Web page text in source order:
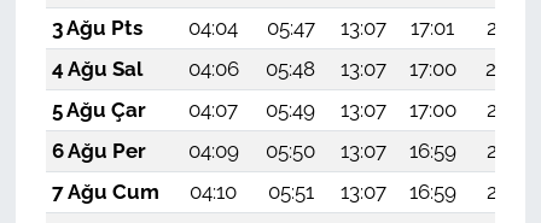
3 Ağu Pts
04:04 05:47 13:07 17:01
20:17
4 Ağu Sal
04:06 05:48 13:07 17:00
20:16
5 Ağu Çar
04:07 05:49 13:07 17:00
20:15
6 Ağu Per
04:09 05:50 13:07 16:59
20:14
7 Ağu Cum
04:10 05:51 13:07 16:59
20:13